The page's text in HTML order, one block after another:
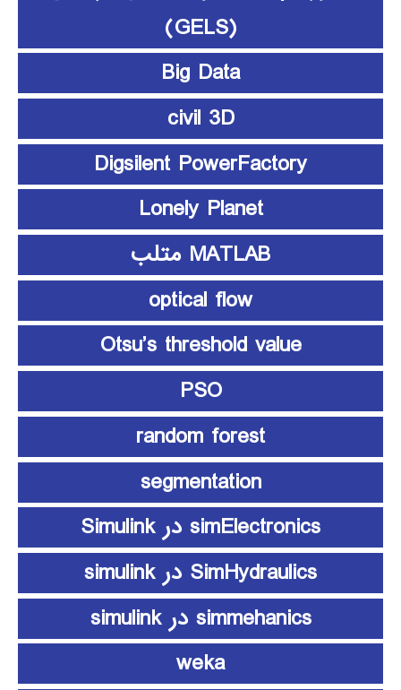
(GELS)
Big Data
civil 3D
Digsilent PowerFactory
Lonely Planet
MATLAB متلب
optical flow
Otsu’s threshold value
PSO
random forest
segmentation
simElectronics در Simulink
SimHydraulics در simulink
simmehanics در simulink
weka